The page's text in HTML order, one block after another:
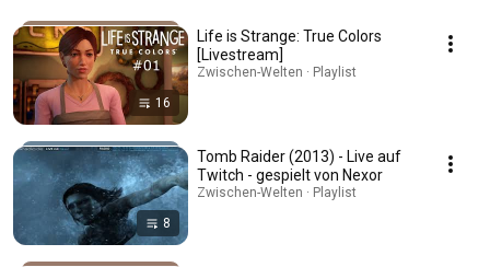
16
Life is Strange: True Colors
[Livestream]
Zwischen-Welten · Playlist
8
Tomb Raider (2013) - Live auf
Twitch - gespielt von Nexor
Zwischen-Welten · Playlist